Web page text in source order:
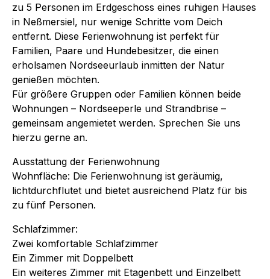
zu 5 Personen im Erdgeschoss eines ruhigen Hauses
in Neßmersiel, nur wenige Schritte vom Deich
entfernt. Diese Ferienwohnung ist perfekt für
Familien, Paare und Hundebesitzer, die einen
erholsamen Nordseeurlaub inmitten der Natur
genießen möchten.
Für größere Gruppen oder Familien können beide
Wohnungen – Nordseeperle und Strandbrise –
gemeinsam angemietet werden. Sprechen Sie uns
hierzu gerne an.
Ausstattung der Ferienwohnung
Wohnfläche: Die Ferienwohnung ist geräumig,
lichtdurchflutet und bietet ausreichend Platz für bis
zu fünf Personen.
Schlafzimmer:
Zwei komfortable Schlafzimmer
Ein Zimmer mit Doppelbett
Ein weiteres Zimmer mit Etagenbett und Einzelbett